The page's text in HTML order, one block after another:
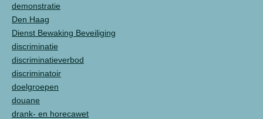
demonstratie
Den Haag
Dienst Bewaking Beveiliging
discriminatie
discriminatieverbod
discriminatoir
doelgroepen
douane
drank- en horecawet